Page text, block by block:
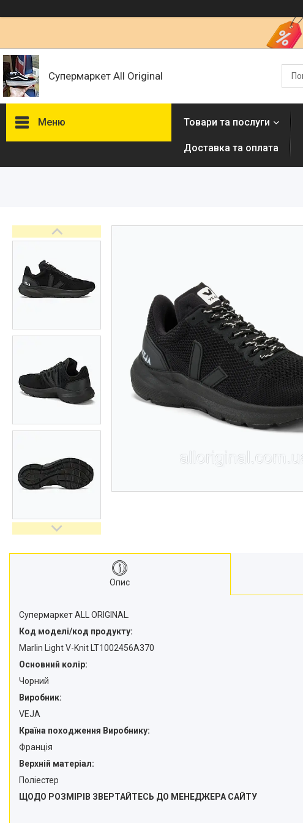
Супермаркет All Original
Меню Товари та послуги
Доставка та оплата
Опис
Супермаркет ALL ORIGINAL.
Код моделі/код продукту:
Marlin Light V-Knit LT1002456A370
Основний колір:
Чорний
Виробник:
VEJA
Країна походження Виробнику:
Франція
Верхній матеріал:
Поліестер
ЩОДО РОЗМІРІВ ЗВЕРТАЙТЕСЬ ДО МЕНЕДЖЕРА САЙТУ